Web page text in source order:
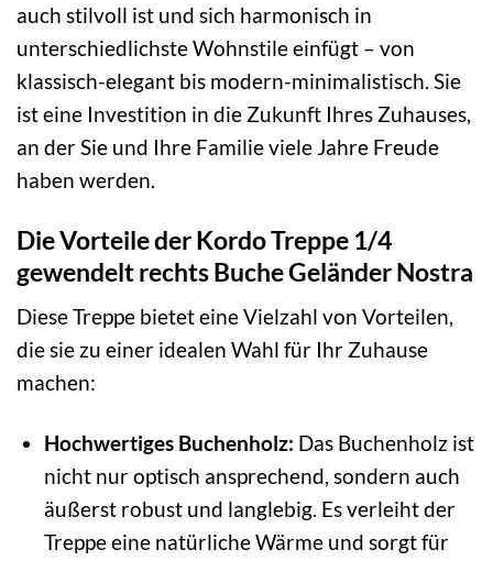
auch stilvoll ist und sich harmonisch in
unterschiedlichste Wohnstile einfügt – von
klassisch-elegant bis modern-minimalistisch. Sie
ist eine Investition in die Zukunft Ihres Zuhauses,
an der Sie und Ihre Familie viele Jahre Freude
haben werden.
Die Vorteile der Kordo Treppe 1/4
gewendelt rechts Buche Geländer Nostra
Diese Treppe bietet eine Vielzahl von Vorteilen,
die sie zu einer idealen Wahl für Ihr Zuhause
machen:
Hochwertiges Buchenholz: Das Buchenholz ist
nicht nur optisch ansprechend, sondern auch
äußerst robust und langlebig. Es verleiht der
Treppe eine natürliche Wärme und sorgt für